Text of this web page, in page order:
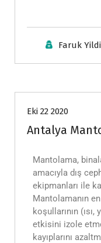
Faruk
Eki 22 2020
Antalya
Mantolama,
amacıyla dış
ekipmanları ile
Mantolamanın
koşullarının
etkisini izole
kayıplarını